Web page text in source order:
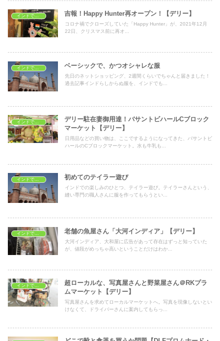
インドでショッピング 吉報！Happy Hunter再オープン！【デリー】
コロナ禍でクローズしていた「Happy Hunter」が、2021年12月
22日、クリスマス前に再オ...
インドでショッピング ベーシックで、かつオシャレな服
先日のネットショッピング、2週間くらいでちゃんと届きました！
過去記事インドらしからぬ服を、インドでも...
デリー駐在妻御用達！バサントビハールCブロック
マーケット【デリー】
日用品などの買い物は、ここでするようになってきた、バサントビ
ハールのCブロックマーケット。水も牛乳も...
インドでショッピング 初めてのテイラー遊び
インドでの楽しみのひとつ、テイラー遊び。テイラーさんという、
縫い専門の職人さんに服を作ってもらうとい...
老舗の魚屋さん「大河インディア」【デリー】
大河インディア、大和屋に広告があって存在はずっと知っていた
が、値段がめっちゃ高いということだけはわか...
超ローカルな、写真屋さんと野菜屋さん＠RKプラ
ムマーケット【デリー】
写真屋さんを求めてローカルマーケットへ。写真を現像しないとい
けなくて、ドライバーさんに案内してもらっ...